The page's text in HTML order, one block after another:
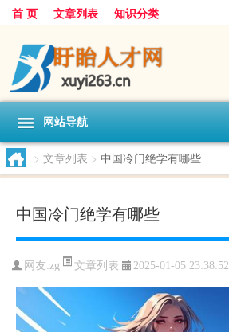
首 页 文章列表 知识分类
网站导航
> 文章列表 > 中国冷门绝学有哪些
中国冷门绝学有哪些
网友:zg 文章列表 2025-01-05 23:38:52